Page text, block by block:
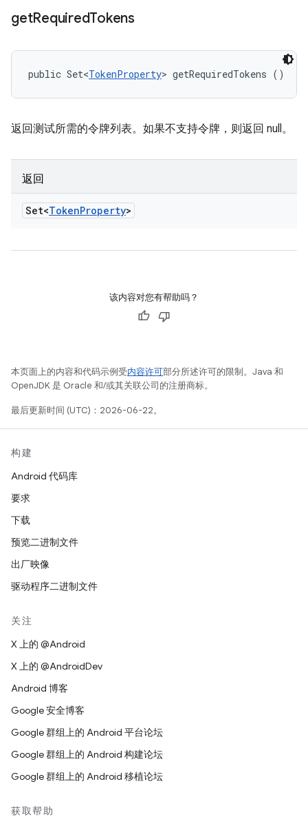
getRequiredTokens
public Set<TokenProperty> getRequiredTokens ()
返回测试所需的令牌列表。如果不支持令牌，则返回 null。
返回
Set<TokenProperty>
该内容对您有帮助吗？
本页面上的内容和代码示例受内容许可部分所述许可的限制。Java 和
OpenJDK 是 Oracle 和/或其关联公司的注册商标。
最后更新时间 (UTC)：2026-06-22。
构建
Android 代码库
要求
下载
预览二进制文件
出厂映像
驱动程序二进制文件
关注
X 上的 @Android
X 上的 @AndroidDev
Android 博客
Google 安全博客
Google 群组上的 Android 平台论坛
Google 群组上的 Android 构建论坛
Google 群组上的 Android 移植论坛
获取帮助